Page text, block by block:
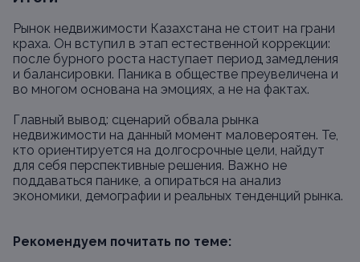
Рынок недвижимости Казахстана не стоит на грани
краха. Он вступил в этап естественной коррекции:
после бурного роста наступает период замедления
и балансировки. Паника в обществе преувеличена и
во многом основана на эмоциях, а не на фактах.
Главный вывод: сценарий обвала рынка
недвижимости на данный момент маловероятен. Те,
кто ориентируется на долгосрочные цели, найдут
для себя перспективные решения. Важно не
поддаваться панике, а опираться на анализ
экономики, демографии и реальных тенденций рынка.
Рекомендуем почитать по теме: